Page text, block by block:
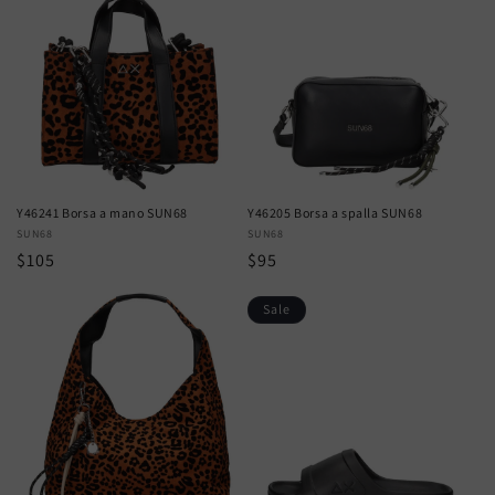
Y46241 Borsa a mano SUN68
Vendor:
SUN68
Regular
$105
Y46205 Borsa a spalla SUN68
Vendor:
SUN68
Regular
$95
Sale